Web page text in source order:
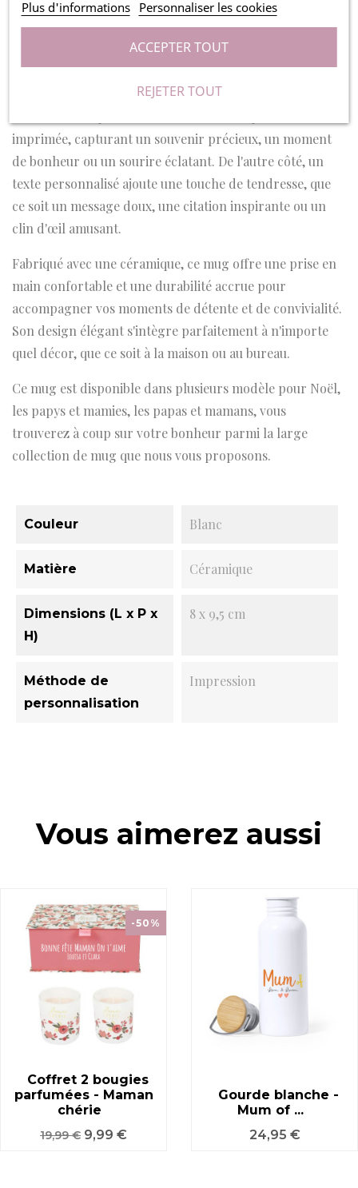
Plus d'informations Personnaliser les cookies
REJETER TOUT
ACCEPTER TOUT
Avec la possibilité de personnaliser à la fois avec une
imprimée, capturant un souvenir précieux, un moment
de bonheur ou un sourire éclatant. De l'autre côté, un
texte personnalisé ajoute une touche de tendresse, que
ce soit un message doux, une citation inspirante ou un
clin d'œil amusant.
Fabriqué avec une céramique, ce mug offre une prise en
main confortable et une durabilité accrue pour
accompagner vos moments de détente et de convivialité.
Son design élégant s'intègre parfaitement à n'importe
quel décor, que ce soit à la maison ou au bureau.
Ce mug est disponible dans plusieurs modèle pour Noël,
les papys et mamies, les papas et mamans, vous
trouverez à coup sur votre bonheur parmi la large
collection de mug que nous vous proposons.
Couleur Blanc
Matière Céramique
Dimensions (L x P x
H)
8 x 9,5 cm
Méthode de
personnalisation
Impression
Vous aimerez aussi
Coffret 2 bougies
parfumées - Maman
chérie
Prix
19,99 € Prix
9,99 €
-50%
Gourde blanche -
Mum of ...
Prix
24,95 €